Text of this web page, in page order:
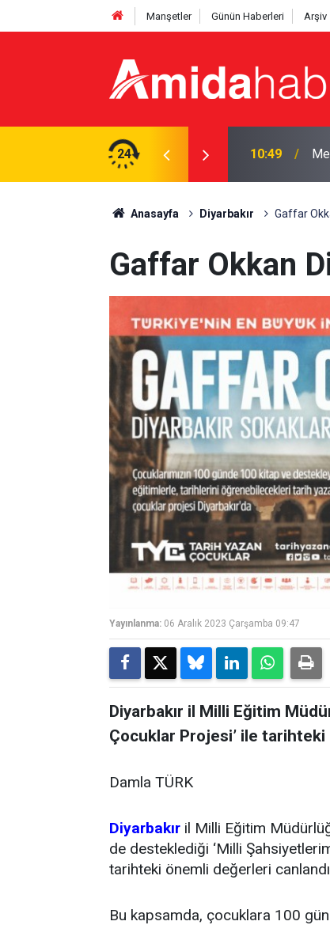
Manşetler Günün Haberleri Arşiv
24
AK Parti niye rahatsız olsun? 09:52
Anasayfa Diyarbakır Gaffar
Gaffar Okkan
Yayınlanma: 06 Aralık 2023 Çarşamba 09:47
Diyarbakır il Milli Eğitim
Çocuklar Projesi’ ile tarihteki
Damla TÜRK
Diyarbakır il Milli Eğitim
de desteklediği ‘Milli
tarihteki önemli değerleri
Bu kapsamda, çocuklara 100